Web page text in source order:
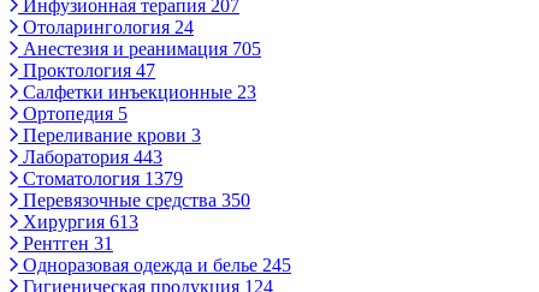
Инфузионная терапия 207
Отоларингология 24
Анестезия и реанимация 705
Проктология 47
Салфетки инъекционные 23
Ортопедия 5
Переливание крови 3
Лаборатория 443
Стоматология 1379
Перевязочные средства 350
Хирургия 613
Рентген 31
Одноразовая одежда и белье 245
Гигиеническая продукция 124